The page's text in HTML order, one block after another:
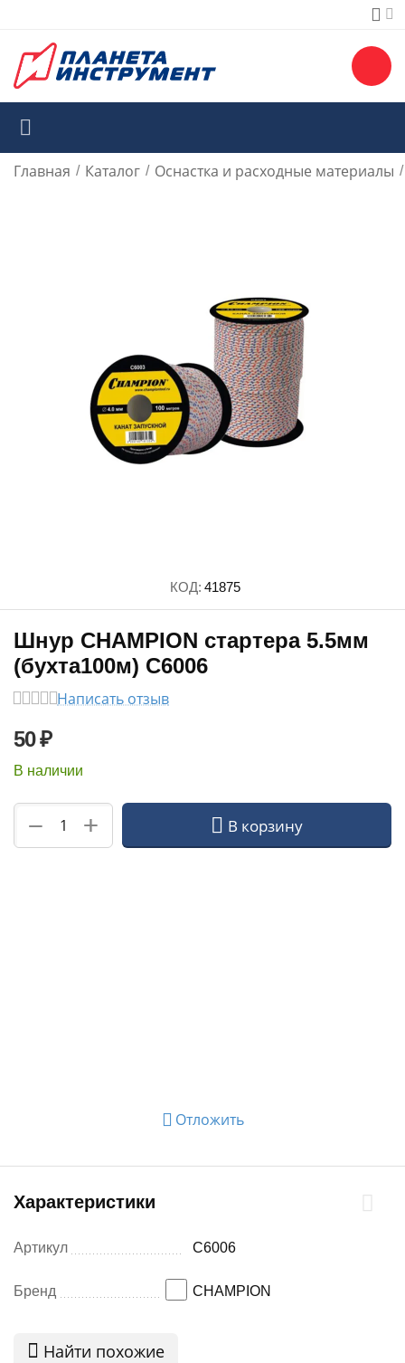
Главная / Каталог / Оснастка и расходные материалы /
КОД: 41875
Шнур CHAMPION стартера 5.5мм
(бухта100м) C6006
Написать отзыв
50₽
В наличии
+
− В корзину
Отложить
Характеристики
Артикул C6006
Бренд CHAMPION
Найти похожие